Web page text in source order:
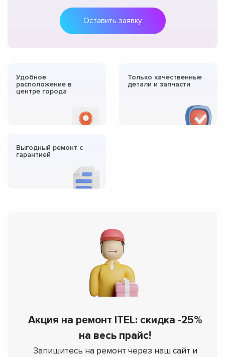
Оставить заявку
Удобное
расположение в
центре города
Только качественные
детали и запчасти
Выгодный ремонт с
гарантией
Акция на ремонт ITEL: скидка -25%
на весь прайс!
Запишитесь на ремонт через наш сайт и